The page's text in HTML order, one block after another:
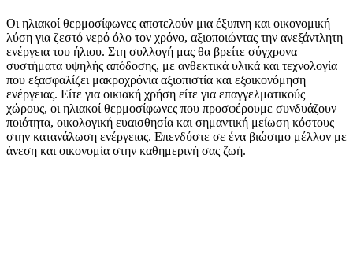
Οι ηλιακοί θερμοσίφωνες αποτελούν μια έξυπνη και οικονομική
λύση για ζεστό νερό όλο τον χρόνο, αξιοποιώντας την ανεξάντλητη
ενέργεια του ήλιου. Στη συλλογή μας θα βρείτε σύγχρονα
συστήματα υψηλής απόδοσης, με ανθεκτικά υλικά και τεχνολογία
που εξασφαλίζει μακροχρόνια αξιοπιστία και εξοικονόμηση
ενέργειας. Είτε για οικιακή χρήση είτε για επαγγελματικούς
χώρους, οι ηλιακοί θερμοσίφωνες που προσφέρουμε συνδυάζουν
ποιότητα, οικολογική ευαισθησία και σημαντική μείωση κόστους
στην κατανάλωση ενέργειας. Επενδύστε σε ένα βιώσιμο μέλλον με
άνεση και οικονομία στην καθημερινή σας ζωή.